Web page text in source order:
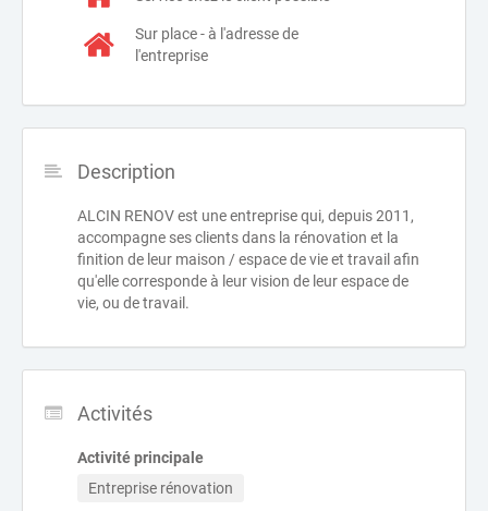
Sur place - à l'adresse de
l'entreprise
Description
ALCIN RENOV est une entreprise qui, depuis 2011,
accompagne ses clients dans la rénovation et la
finition de leur maison / espace de vie et travail afin
qu'elle corresponde à leur vision de leur espace de
vie, ou de travail.
Activités
Activité principale
Entreprise rénovation